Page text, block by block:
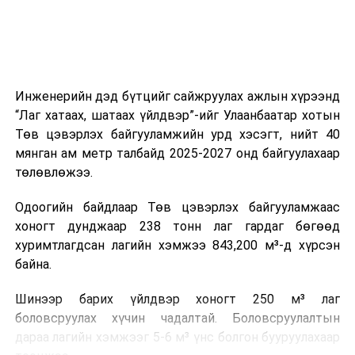
өдөр тутмын ажлын бэлэн байдлыг хангах зэрэг
практик ур чадварыг сургалтын хөтөлбөрт тусгажээ.
Сургалтыг танилцуулах лекц, асуулт-хариулт,
жишээнд суурилсан сургалт, багаар ажиллах дасгал,
танилцах, онцгой нөхцөлд ажиллах дадлага зэрэг
онол, практик хосолсон хэлбэрээр зохион байгуулж
байна.
зохион байгуулах Үндэсний хорооны Ажлын алба,
Нийслэлийн тээврийн газар, Автотээврийн үндэсний
төв болон Тээврийн цагдаагийн албаны холбогдох
Инженерийн дэд бүтцийг сайжруулах ажлын хүрээнд
“Лаг хатаах, шатаах үйлдвэр”-ийг Улаанбаатар хотын
Төв цэвэрлэх байгууламжийн урд хэсэгт, нийт 40
мянган ам метр талбайд 2025-2027 онд байгуулахаар
төлөвлөжээ.
Одоогийн байдлаар Төв цэвэрлэх байгууламжаас
хоногт дунджаар 238 тонн лаг гардаг бөгөөд
хуримтлагдсан лагийн хэмжээ 843,200 м³-д хүрсэн
байна.
Шинээр барих үйлдвэр хоногт 250 м³ лаг
боловсруулах хүчин чадалтай. Боловсруулалтын
дараа лагийн хэмжээг 5-6 м³ үнс болгон бууруулахаар